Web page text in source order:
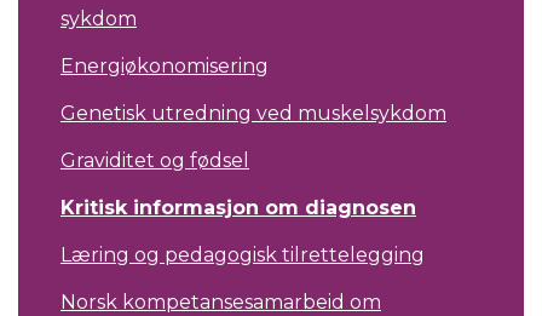
sykdom
Energiøkonomisering
Genetisk utredning ved muskelsykdom
Graviditet og fødsel
Kritisk informasjon om diagnosen
Læring og pedagogisk tilrettelegging
Norsk kompetansesamarbeid om